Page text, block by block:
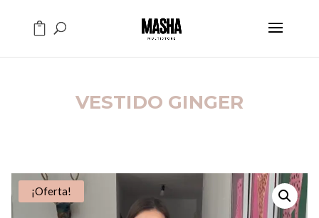
VESTIDO GINGER
¡Oferta!